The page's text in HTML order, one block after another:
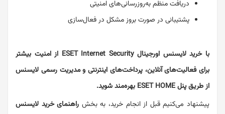
دریافت منظم به‌روزرسانی‌های امنیتی
پشتیبانی در صورت بروز مشکل در فعال‌سازی
با خرید لایسنس اورجینال ESET Internet Security از امنیت بیشتر
برای فعالیت‌های آنلاین، پرداخت‌های اینترنتی و مدیریت رسمی لایسنس
از طریق پنل ESET HOME بهره‌مند شوید.
پیشنهاد می‌کنیم قبل از انجام خرید، به بخش راهنمای خرید لایسنس